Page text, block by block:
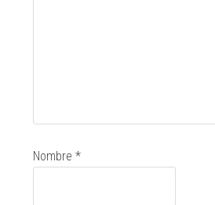
Nombre*